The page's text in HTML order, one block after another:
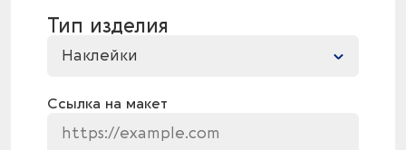
Тип изделия
Наклейки
Ссылка на макет